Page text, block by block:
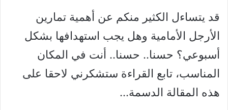
قد يتساءل الكثير منكم عن أهمية تمارين
الأرجل الأمامية وهل يجب استهدافها بشكل
أسبوعي؟ حسنا.. حسنا.. أنت في المكان
المناسب، تابع القراءة ستشكرني لاحقا على
هذه المقالة الدسمة…